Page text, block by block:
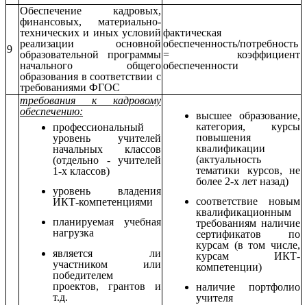
9
Обеспечение кадровых,
финансовых, материально-
технических и иных условий
реализации основной
образовательной программы
начального общего
образования в соответствии с
требованиями ФГОС
фактическая
обеспеченность/потребность
= коэффициент
обеспеченности
требования к кадровому
обеспечению:
профессиональный
уровень учителей
начальных классов
(отдельно - учителей
1-х классов)
уровень владения
ИКТ-компетенциями
планируемая учебная
нагрузка
является ли
участником или
победителем
проектов, грантов и
т.д.
высшее образование,
категория, курсы
повышения
квалификации
(актуальность
тематики курсов, не
более 2-х лет назад)
соответствие новым
квалификационным
требованиям наличие
сертификатов по
курсам (в том числе,
курсам ИКТ-
компетенции)
наличие портфолио
учителя